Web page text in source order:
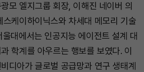
모 엘지그룹 회장, 이해진 네이버 의
케이하이닉스와 차세대 메모리 기술
대에서는 인공지능 에이전트 설계 대
학계를 아우르는 행보를 보였다. 이
디아가 글로벌 공급망과 연구 생태계